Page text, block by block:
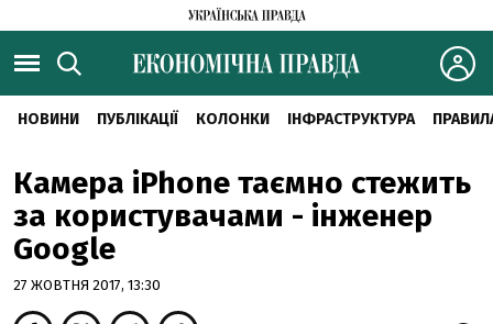
НОВИНИ ПУБЛІКАЦІЇ КОЛОНКИ ІНФРАСТРУКТУРА
Камера iPhone таємно стежить
за користувачами - інженер
Google
27 ЖОВТНЯ 2017, 13:30